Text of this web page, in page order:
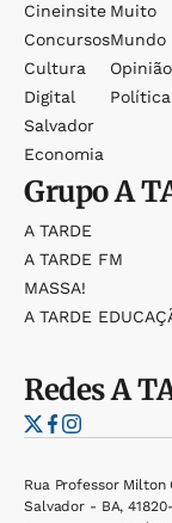
Cineinsite
Concursos
Cultura
Digital
Salvador
Economia
Muito
Mundo
Opinião
Política
GrupoA
A TARDE
A TARDE FM
MASSA!
A TARDE
RedesA
Rua Professor
Salvador - BA,